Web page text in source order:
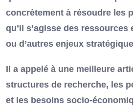
concrètement à résoudre les
qu’il s’agisse des ressources
ou d’autres enjeux
Il a appelé à une meilleure
structures de recherche, les
et les besoins socio-